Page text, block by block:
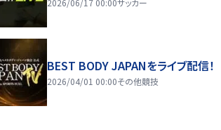
2026/06/17 00:00サッカー
BEST BODY JAPANをライブ配信！
2026/04/01 00:00その他競技